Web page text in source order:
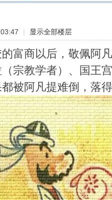
| 显示全部楼层
富商以后，敬佩阿
宗教学者）、国王
被阿凡提难倒，落